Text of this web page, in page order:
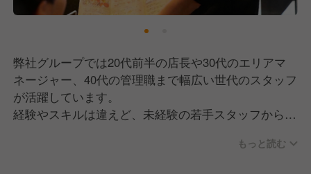
弊社グループでは20代前半の店長や30代のエリアマ
ネージャー、40代の管理職まで幅広い世代のスタッフ
が活躍しています。
経験やスキルは違えど、未経験の若手スタッフから責
もっと読む